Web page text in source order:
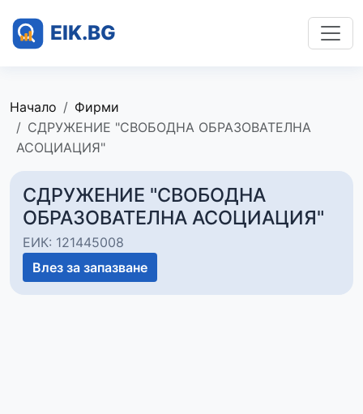
Начало
Фирми
СДРУЖЕНИЕ "СВОБОДНА ОБРАЗОВАТЕЛНА
АСОЦИАЦИЯ"
СДРУЖЕНИЕ "СВОБОДНА
ОБРАЗОВАТЕЛНА АСОЦИАЦИЯ"
ЕИК: 121445008
Влез за запазване